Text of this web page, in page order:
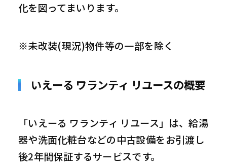
化を図ってまいります。
※未改装(現況)物件等の一部を除く
いえーる ワランティ リユースの概要
「いえーる ワランティ リユース」は、給湯
器や洗面化粧台などの中古設備をお引渡し
後2年間保証するサービスです。